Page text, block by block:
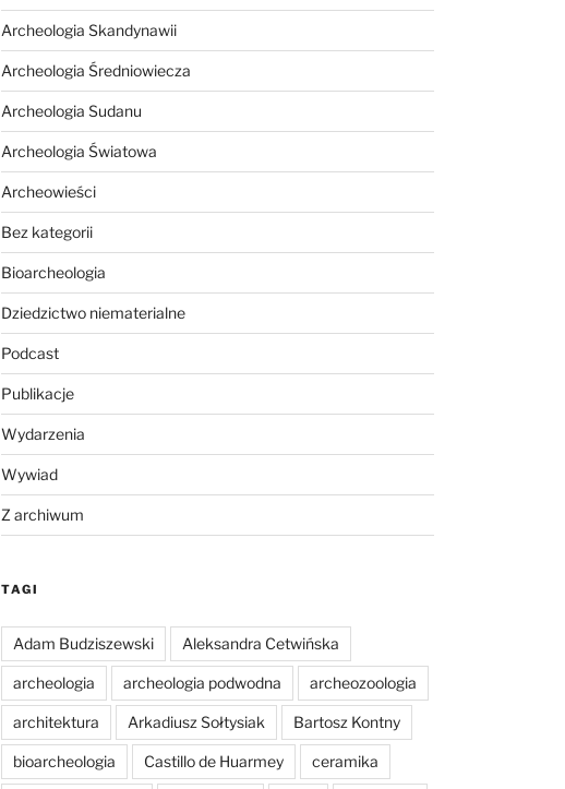
Archeologia Skandynawii
Archeologia Średniowiecza
Archeologia Sudanu
Archeologia Światowa
Archeowieści
Bez kategorii
Bioarcheologia
Dziedzictwo niematerialne
Podcast
Publikacje
Wydarzenia
Wywiad
Z archiwum
TAGI
Adam Budziszewski Aleksandra Cetwińska
archeologia archeologia podwodna archeozoologia
architektura Arkadiusz Sołtysiak Bartosz Kontny
bioarcheologia Castillo de Huarmey ceramika